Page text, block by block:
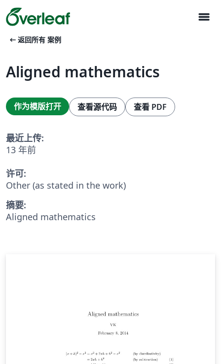
menu
arrow_left_alt 返回所有 案例
Aligned mathematics
作为模版打开 查看源代码 查看 PDF
最近上传:
13 年前
许可:
Other (as stated in the work)
摘要:
Aligned mathematics